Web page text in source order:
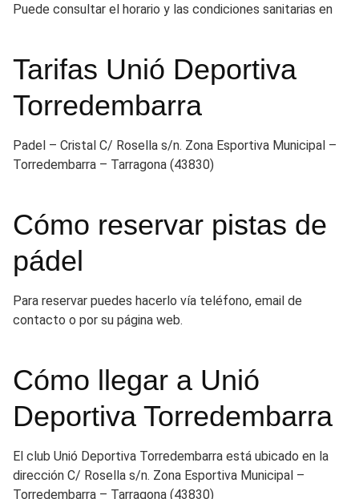
Puede consultar el horario y las condiciones sanitarias en
Tarifas Unió Deportiva
Torredembarra
Padel – Cristal C/ Rosella s/n. Zona Esportiva Municipal –
Torredembarra – Tarragona (43830)
Cómo reservar pistas de
pádel
Para reservar puedes hacerlo vía teléfono, email de
contacto o por su página web.
Cómo llegar a Unió
Deportiva Torredembarra
El club Unió Deportiva Torredembarra está ubicado en la
dirección C/ Rosella s/n. Zona Esportiva Municipal –
Torredembarra – Tarragona (43830)